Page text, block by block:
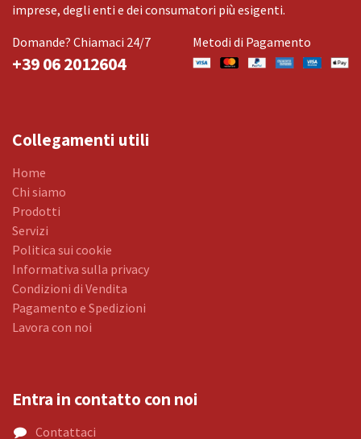
imprese, degli enti e dei consumatori più esigenti.
Domande? Chiamaci 24/7
+39 06 2012604
Metodi di Pagamento
Collegamenti utili
Home
Chi siamo
Prodotti
Servizi
Politica sui cookie
Informativa sulla privacy
Condizioni di Vendita
Pagamento e Spedizioni
Lavora con noi
Entra in contatto con noi
Contattaci